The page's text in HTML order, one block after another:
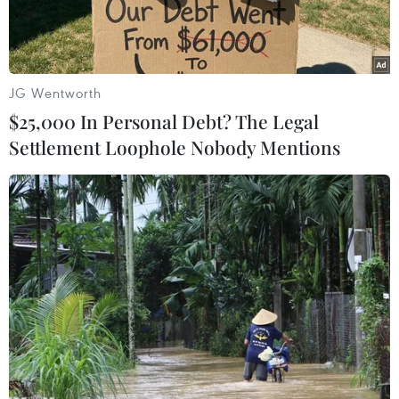
Nhật Bản.
Cây "masakaki" đề tên Thủ tướng Fumio Kishida gửi cúng tại
đền Yasukuni. (Ảnh: AFP)
Theo hãng tin Yonhap, ngày 17/10, Hàn Quốc đã
JG Wentworth
$25,000 In Personal Debt? The Legal
Settlement Loophole Nobody Mentions